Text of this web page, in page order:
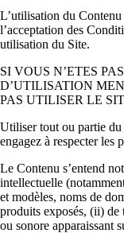
L’utilisation du
l’acceptation des
utilisation du Site.
SI VOUS N’ETES
D’UTILISATION
PAS UTILISER LE
Utiliser tout ou partie
engagez à respecter les
Le Contenu s’entend
intellectuelle
et modèles, noms de
produits exposés, (ii)
ou sonore apparaissant